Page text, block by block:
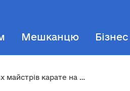
Мешканцю
на «Кубку Оями» в Ірпені